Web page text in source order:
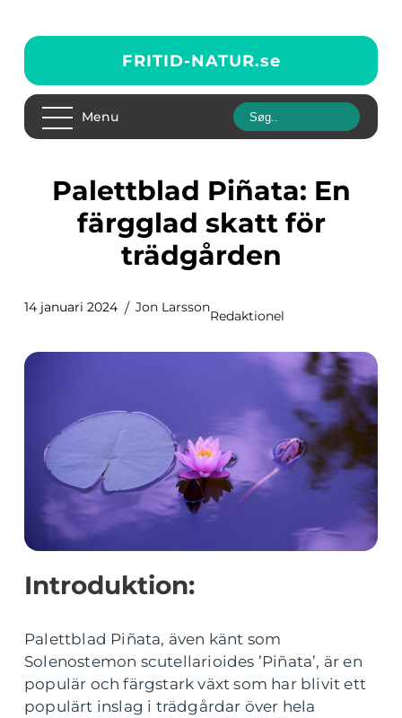
FRITID-NATUR.se
Menu
Palettblad Piñata: En
färgglad skatt för
trädgården
14 januari 2024 Jon Larsson
Redaktionel
Introduktion:
Palettblad Piñata, även känt som
Solenostemon scutellarioides ’Piñata’, är en
populär och färgstark växt som har blivit ett
populärt inslag i trädgårdar över hela